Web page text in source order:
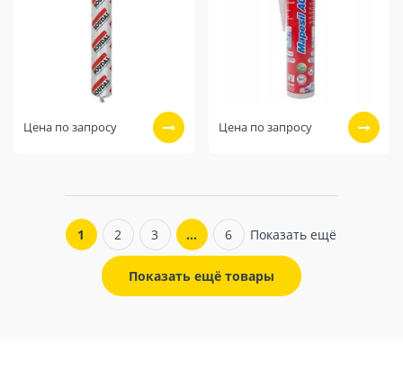
Цена по запросу Цена по запросу
1 2 3 … 6 Показать ещё
Показать ещё товары